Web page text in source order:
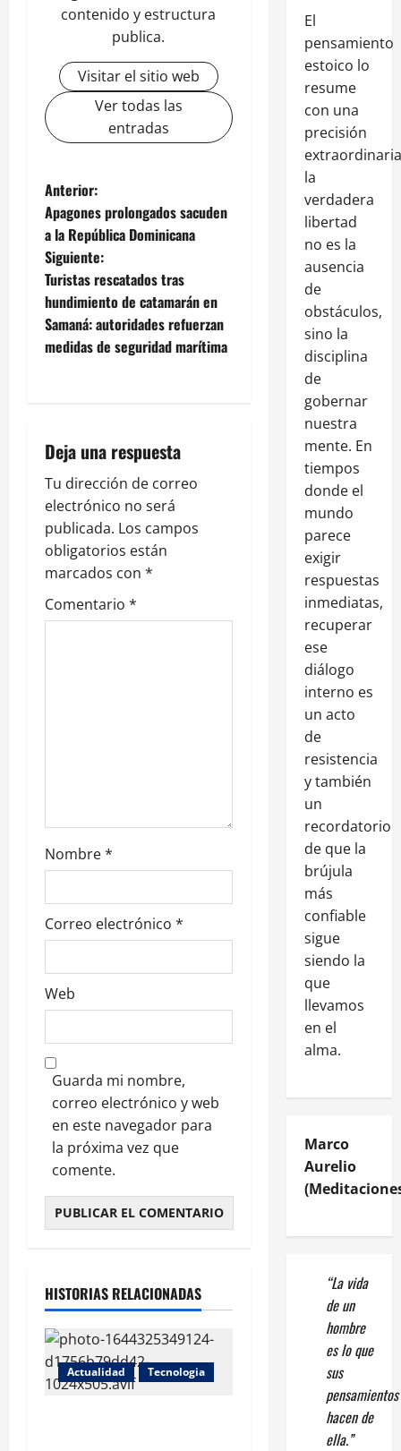
contenido y estructura
publica.
Visitar el sitio web
Ver todas las
entradas
Anterior:
Apagones prolongados sacuden
a la República Dominicana
Siguiente:
Turistas rescatados tras
hundimiento de catamarán en
Samaná: autoridades refuerzan
medidas de seguridad marítima
Deja una respuesta
Tu dirección de correo
electrónico no será
publicada. Los campos
obligatorios están
marcados con *
Comentario *
Nombre*
Correo electrónico *
Web
Guarda mi nombre,
correo electrónico y web
en este navegador para
la próxima vez que
comente.
HISTORIAS RELACIONADAS
Actualidad Tecnologia
El
pensamiento
estoico lo
resume
con una
precisión
la
verdadera
libertad
no es la
ausencia
de
obstáculos,
sino la
disciplina
de
gobernar
nuestra
mente. En
tiempos
donde el
mundo
parece
exigir
respuestas
inmediatas,
recuperar
ese
diálogo
interno es
un acto
de
resistencia
y también
un
recordatorio
de que la
brújula
más
confiable
sigue
siendo la
que
llevamos
en el
alma.
Marco
Aurelio
“La vida
de un
hombre
es lo que
sus
pensamientos
hacen de
ella.”